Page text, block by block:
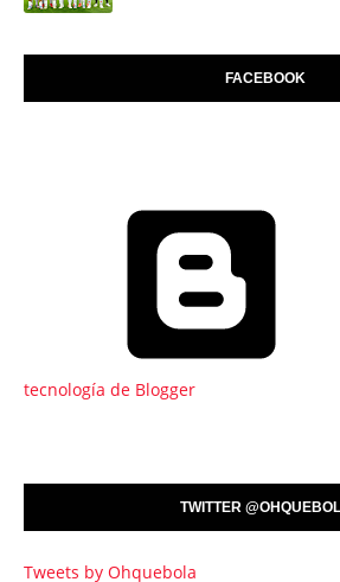
FACEBOOK
tecnología de Blogger
TWITTER
Tweets by Ohquebola